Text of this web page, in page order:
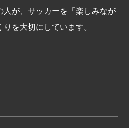
人が、サッカーを「楽しみなが
を大切にしています。